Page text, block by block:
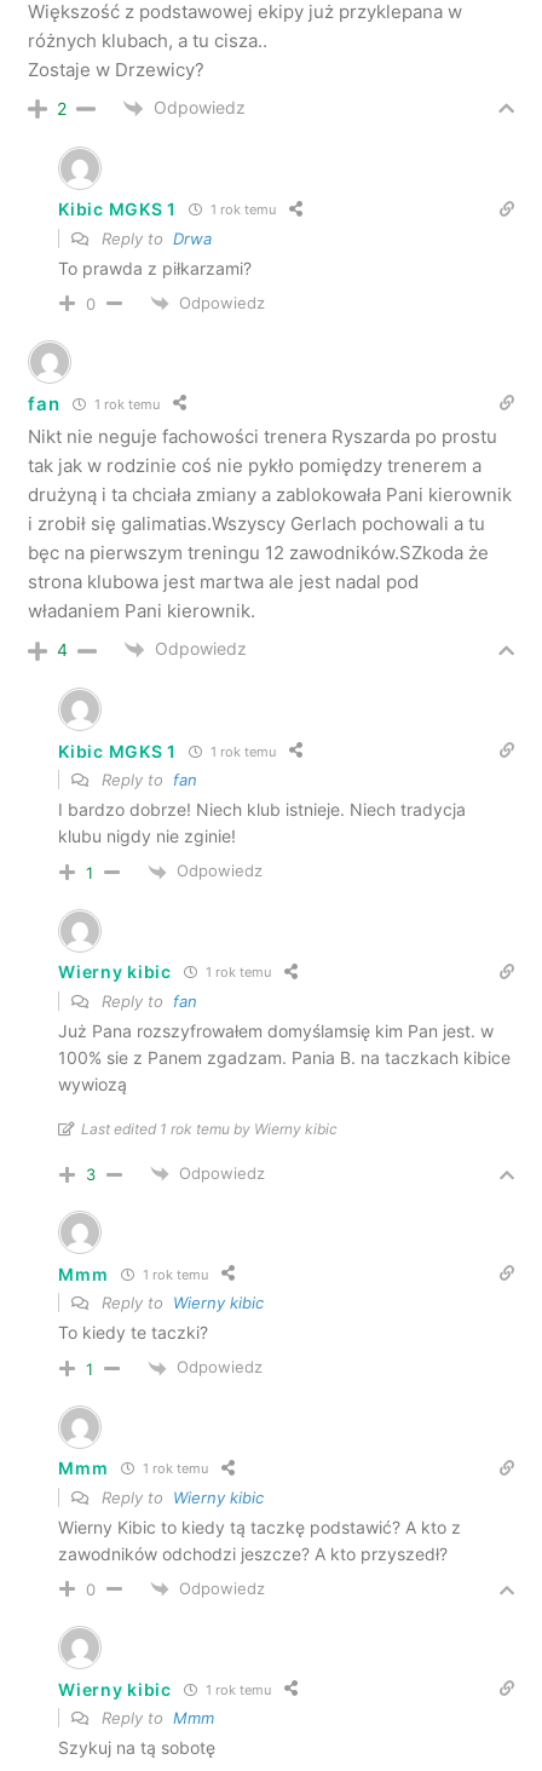
Większość z podstawowej ekipy już przyklepana w
różnych klubach, a tu cisza..
Zostaje w Drzewicy?
2 Odpowiedz
Kibic MGKS 1 1 rok temu
Reply toDrwa
To prawda z piłkarzami?
0 Odpowiedz
fan 1 rok temu
Nikt nie neguje fachowości trenera Ryszarda po prostu
tak jak w rodzinie coś nie pykło pomiędzy trenerem a
drużyną i ta chciała zmiany a zablokowała Pani kierownik
i zrobił się galimatias.Wszyscy Gerlach pochowali a tu
bęc na pierwszym treningu 12 zawodników.SZkoda że
strona klubowa jest martwa ale jest nadal pod
władaniem Pani kierownik.
4 Odpowiedz
Kibic MGKS 1 1 rok temu
Reply tofan
I bardzo dobrze! Niech klub istnieje. Niech tradycja
klubu nigdy nie zginie!
1 Odpowiedz
Wierny kibic 1 rok temu
Reply tofan
Już Pana rozszyfrowałem domyślamsię kim Pan jest. w
100% sie z Panem zgadzam. Pania B. na taczkach kibice
wywiozą
Last edited 1 rok temu by Wierny kibic
3 Odpowiedz
Mmm 1 rok temu
Reply to Wierny kibic
To kiedy te taczki?
1 Odpowiedz
Mmm 1 rok temu
Reply to Wierny kibic
Wierny Kibic to kiedy tą taczkę podstawić? A kto z
zawodników odchodzi jeszcze? A kto przyszedł?
0 Odpowiedz
Wierny kibic 1 rok temu
Reply toMmm
Szykuj na tą sobotę